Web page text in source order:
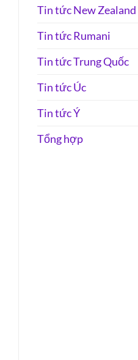
Tin tức New Zealand
Tin tức Rumani
Tin tức Trung Quốc
Tin tức Úc
Tin tức Ý
Tổng hợp